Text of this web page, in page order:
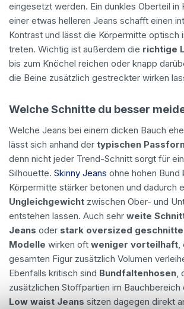
eingesetzt werden. Ein dunkles Oberteil in
einer etwas helleren Jeans schafft einen
Kontrast und lässt die Körpermitte optisch
treten. Wichtig ist außerdem die richtige
bis zum Knöchel reichen oder knapp
die Beine zusätzlich gestreckter wirken
Welche Schnitte du besser
Welche Jeans bei einem dicken Bauch
lässt sich anhand der typischen
denn nicht jeder Trend-Schnitt sorgt für
Silhouette. Skinny Jeans ohne hohen Bund
Körpermitte stärker betonen und dadurch
Ungleichgewicht zwischen Ober- und
entstehen lassen. Auch sehr weite
Jeans oder stark oversized
Modelle wirken oft weniger vorteilhaft,
gesamten Figur zusätzlich Volumen
Ebenfalls kritisch sind Bundfaltenhosen,
zusätzlichen Stoffpartien im Bauchbereich
Low waist Jeans sitzen dagegen direkt